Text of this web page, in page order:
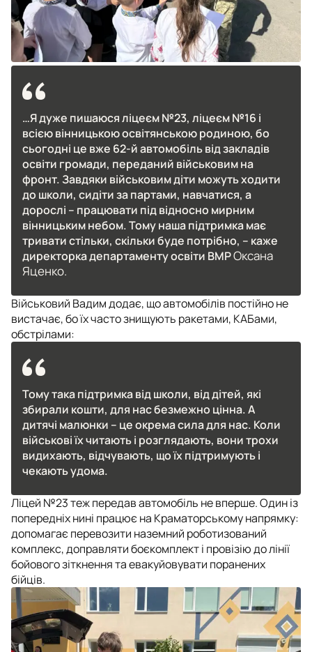
…Я дуже пишаюся ліцеєм №23, ліцеєм №16 і
всією вінницькою освітянською родиною, бо
сьогодні це вже 62-й автомобіль від закладів
освіти громади, переданий військовим на
фронт. Завдяки військовим діти можуть ходити
до школи, сидіти за партами, навчатися, а
дорослі – працювати під відносно мирним
вінницьким небом. Тому наша підтримка має
тривати стільки, скільки буде потрібно, – каже
директорка департаменту освіти ВМРОксана
Яценко.
Військовий Вадим додає, що автомобілів постійно не
вистачає, бо їх часто знищують ракетами, КАБами,
обстрілами:
Тому така підтримка від школи, від дітей, які
збирали кошти, для нас безмежно цінна. А
дитячі малюнки – це окрема сила для нас. Коли
військові їх читають і розглядають, вони трохи
видихають, відчувають, що їх підтримують і
чекають удома.
Ліцей №23 теж передав автомобіль не вперше. Один із
попередніх нині працює на Краматорському напрямку:
допомагає перевозити наземний роботизований
комплекс, доправляти боєкомплект і провізію до лінії
бойового зіткнення та евакуйовувати поранених
бійців.